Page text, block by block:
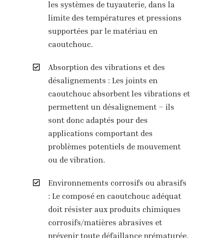
les systèmes de tuyauterie, dans la
limite des températures et pressions
supportées par le matériau en
caoutchouc.
Absorption des vibrations et des
désalignements : Les joints en
caoutchouc absorbent les vibrations et
permettent un désalignement – ils
sont donc adaptés pour des
applications comportant des
problèmes potentiels de mouvement
ou de vibration.
Environnements corrosifs ou abrasifs
: Le composé en caoutchouc adéquat
doit résister aux produits chimiques
corrosifs/matières abrasives et
prévenir toute défaillance prématurée.